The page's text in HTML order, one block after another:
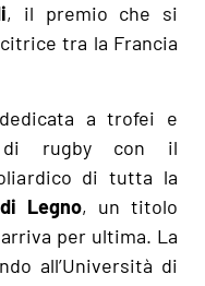
, il premio che si
tra la Francia
a trofei e
di rugby con il
di tutta la
Legno, un titolo
per ultima. La
all’Università di